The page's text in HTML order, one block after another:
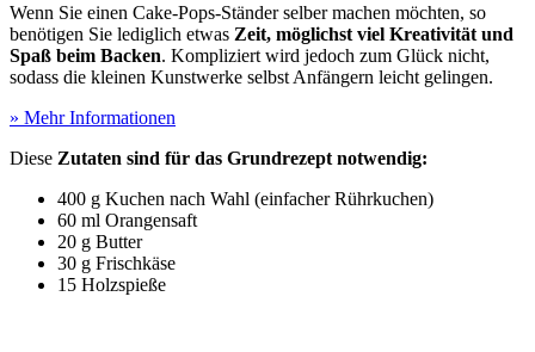
Wenn Sie einen Cake-Pops-Ständer selber machen möchten, so
benötigen Sie lediglich etwas Zeit, möglichst viel Kreativität und
Spaß beim Backen. Kompliziert wird jedoch zum Glück nicht,
sodass die kleinen Kunstwerke selbst Anfängern leicht gelingen.
» Mehr Informationen
Diese Zutaten sind für das Grundrezept notwendig:
400 g Kuchen nach Wahl (einfacher Rührkuchen)
60 ml Orangensaft
20 g Butter
30 g Frischkäse
15 Holzspieße